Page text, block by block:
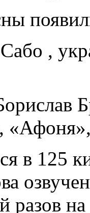
,
в 125
разов